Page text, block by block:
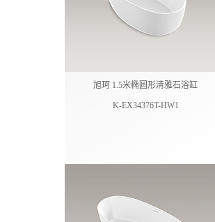
旭珂 1.5米椭圆形清雅石浴缸
K-EX34376T-HW1